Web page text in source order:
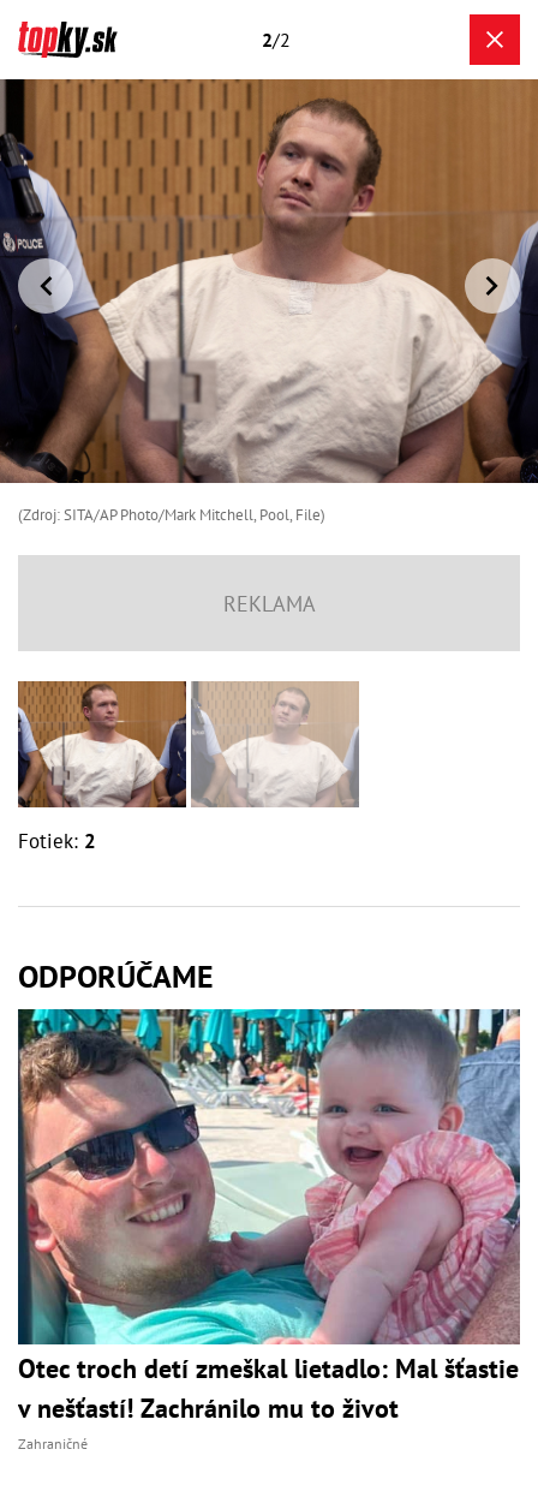
2/2
(Zdroj: SITA/AP Photo/Mark Mitchell, Pool, File)
Fotiek: 2
ODPORÚČAME
Otec troch detí zmeškal lietadlo: Mal šťastie
v nešťastí! Zachránilo mu to život
Zahraničné